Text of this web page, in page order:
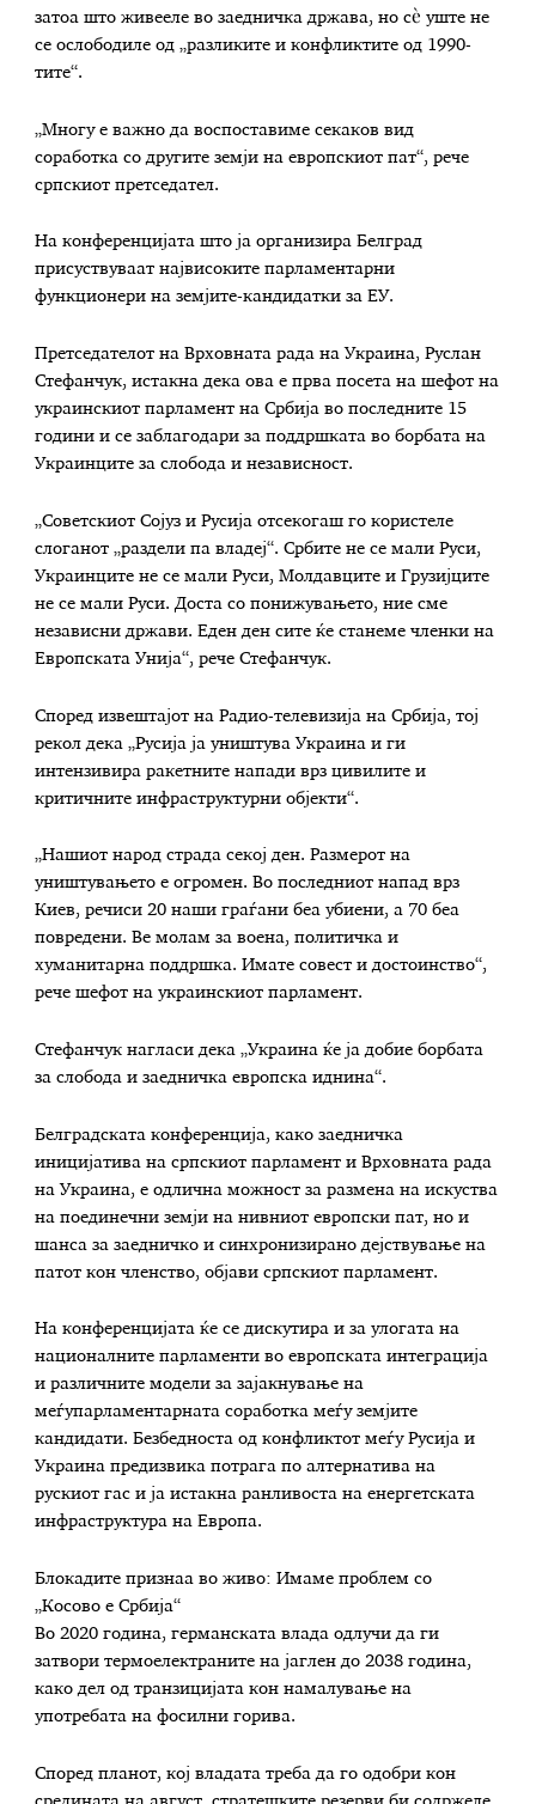
затоа што живееле во заедничка држава, но сè уште не
се ослободиле од „разликите и конфликтите од 1990-
тите“.
„Многу е важно да воспоставиме секаков вид
соработка со другите земји на европскиот пат“, рече
српскиот претседател.
На конференцијата што ја организира Белград
присуствуваат највисоките парламентарни
функционери на земјите-кандидатки за ЕУ.
Претседателот на Врховната рада на Украина, Руслан
Стефанчук, истакна дека ова е прва посета на шефот на
украинскиот парламент на Србија во последните 15
години и се заблагодари за поддршката во борбата на
Украинците за слобода и независност.
„Советскиот Сојуз и Русија отсекогаш го користеле
слоганот „раздели па владеј“. Србите не се мали Руси,
Украинците не се мали Руси, Молдавците и Грузијците
не се мали Руси. Доста со понижувањето, ние сме
независни држави. Еден ден сите ќе станеме членки на
Европската Унија“, рече Стефанчук.
Според извештајот на Радио-телевизија на Србија, тој
рекол дека „Русија ја уништува Украина и ги
интензивира ракетните напади врз цивилите и
критичните инфраструктурни објекти“.
„Нашиот народ страда секој ден. Размерот на
уништувањето е огромен. Во последниот напад врз
Киев, речиси 20 наши граѓани беа убиени, а 70 беа
повредени. Ве молам за воена, политичка и
хуманитарна поддршка. Имате совест и достоинство“,
рече шефот на украинскиот парламент.
Стефанчук нагласи дека „Украина ќе ја добие борбата
за слобода и заедничка европска иднина“.
Белградската конференција, како заедничка
иницијатива на српскиот парламент и Врховната рада
на Украина, е одлична можност за размена на искуства
на поединечни земји на нивниот европски пат, но и
шанса за заедничко и синхронизирано дејствување на
патот кон членство, објави српскиот парламент.
На конференцијата ќе се дискутира и за улогата на
националните парламенти во европската интеграција
и различните модели за зајакнување на
меѓупарламентарната соработка меѓу земјите
кандидати. Безбедноста од конфликтот меѓу Русија и
Украина предизвика потрага по алтернатива на
рускиот гас и ја истакна ранливоста на енергетската
инфраструктура на Европа.
Блокадите признаа во живо: Имаме проблем со
„Косово е Србија“
Во 2020 година, германската влада одлучи да ги
затвори термоелектраните на јаглен до 2038 година,
како дел од транзицијата кон намалување на
употребата на фосилни горива.
Според планот, кој владата треба да го одобри кон